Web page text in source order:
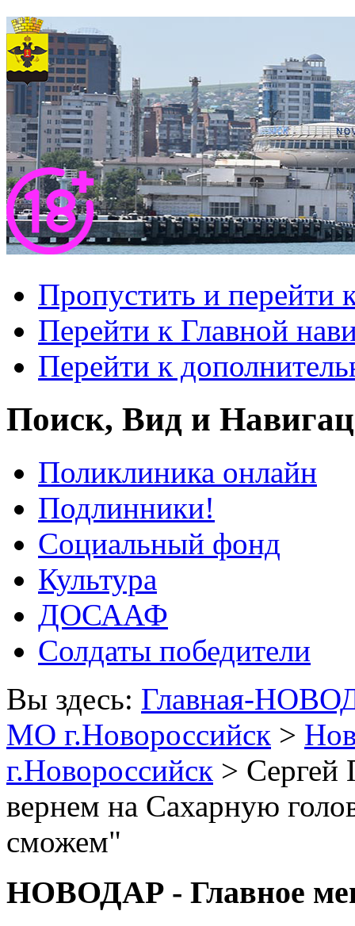
Пропустить и перейти
Перейти к Главной
Перейти к
Поиск, Вид и
Поликлиника онлайн
Подлинники!
Социальный фонд
Культура
ДОСААФ
Солдаты победители
Вы здесь: Главная-
МО г.Новороссийск >
г.Новороссийск > Сергей
вернем на Сахарную
сможем"
НОВОДАР - Главное